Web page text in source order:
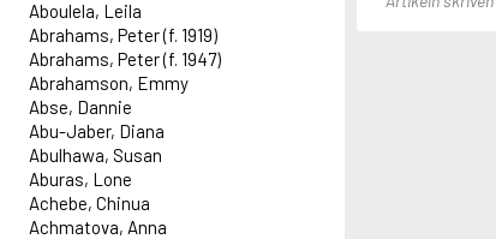
Aboulela, Leila
Abrahams, Peter (f. 1919)
Abrahams, Peter (f. 1947)
Abrahamson, Emmy
Abse, Dannie
Abu-Jaber, Diana
Abulhawa, Susan
Aburas, Lone
Achebe, Chinua
Achmatova, Anna